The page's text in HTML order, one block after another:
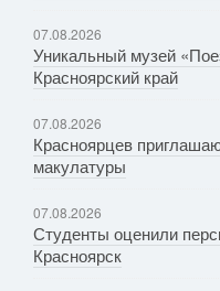
07.08.2026
Уникальный музей
Красноярский край
07.08.2026
Красноярцев
макулатуры
07.08.2026
Студенты оценили
Красноярск